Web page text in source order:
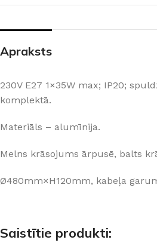
Apraksts
230V E27 1×35W max; IP20;
komplektā.
Materiāls – alumīnija.
Melns krāsojums ārpusē, balts
Ø480mm×H120mm, kabeļa
Saistītie produkti: